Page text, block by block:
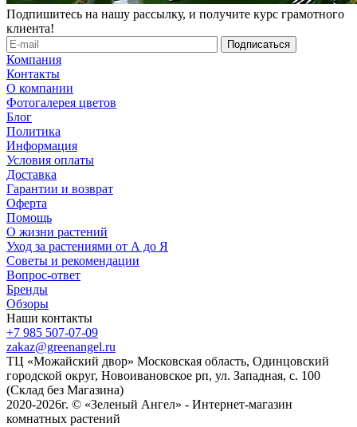
Подпишитесь на нашу рассылку, и получите курс грамотного
клиента!
Компания
Контакты
О компании
Фотогалерея цветов
Блог
Политика
Информация
Условия оплаты
Доставка
Гарантии и возврат
Оферта
Помощь
О жизни растений
Уход за растениями от А до Я
Советы и рекомендации
Вопрос-ответ
Бренды
Обзоры
Наши контакты
+7 985 507-07-09
zakaz@greenangel.ru
ТЦ «Можайский двор» Московская область, Одинцовский
городской округ, Новоивановское рп, ул. Западная, с. 100
(Склад без Магазина)
2020-2026г. © «Зеленый Ангел» - Интернет-магазин
комнатных растений